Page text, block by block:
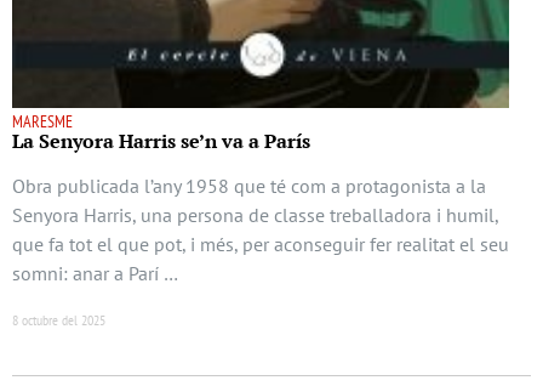
MARESME
La Senyora Harris se’n va a París
Obra publicada l’any 1958 que té com a protagonista a la
Senyora Harris, una persona de classe treballadora i humil,
que fa tot el que pot, i més, per aconseguir fer realitat el seu
somni: anar a Parí …
8 octubre del 2025